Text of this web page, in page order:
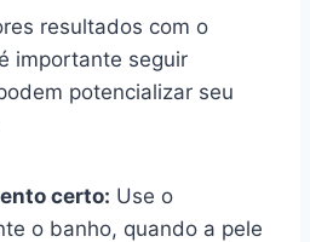
resultados com o
importante seguir
potencializar seu
certo: Use o
o banho, quando a pele